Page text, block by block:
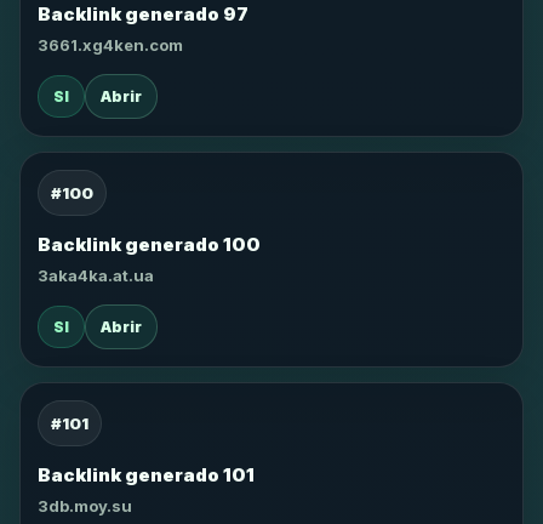
Backlink generado 97
3661.xg4ken.com
SI Abrir
#100
Backlink generado 100
3aka4ka.at.ua
SI Abrir
#101
Backlink generado 101
3db.moy.su